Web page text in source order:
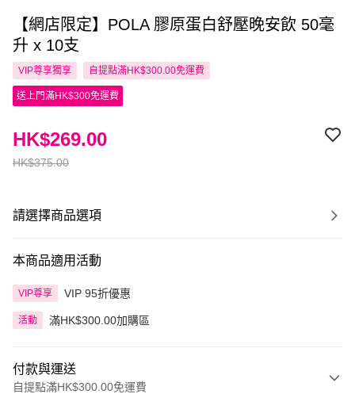
【網店限定】POLA 膠原蛋白舒壓晚安飲 50毫
升 x 10支
VIP尊享獨享 自提點滿HK$300.00免運費
送上門滿HK$300免運費
HK$375.00
HK$269.00
請選擇商品選項
本商品適用活動
VIP尊享 VIP 95折優惠
活動 滿HK$300.00加購區
付款與運送
自提點滿HK$300.00免運費